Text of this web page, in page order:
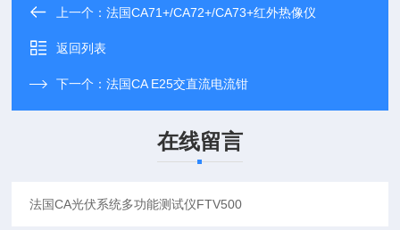
上一个：法国CA71+/CA72+/CA73+红外热像仪
返回列表
下一个：法国CA E25交直流电流钳
在线留言